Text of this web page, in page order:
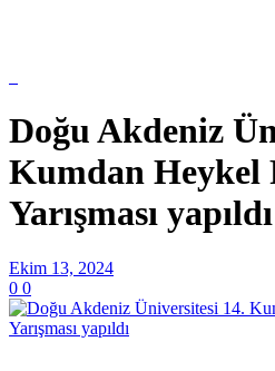
Doğu Akdeniz
Kumdan Heykel
Yarışması yapıldı
Ekim 13, 2024
0 0